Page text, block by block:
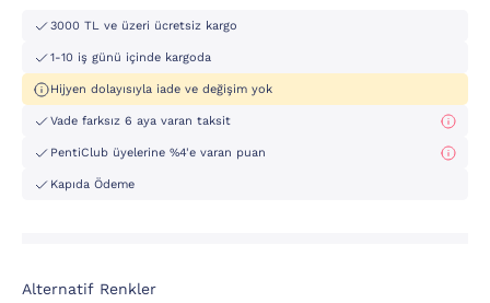
3000 TL ve üzeri ücretsiz kargo
1-10 iş günü içinde kargoda
Hijyen dolayısıyla iade ve değişim yok
Vade farksız 6 aya varan taksit
PentiClub üyelerine %4'e varan puan
Kapıda Ödeme
Alternatif Renkler